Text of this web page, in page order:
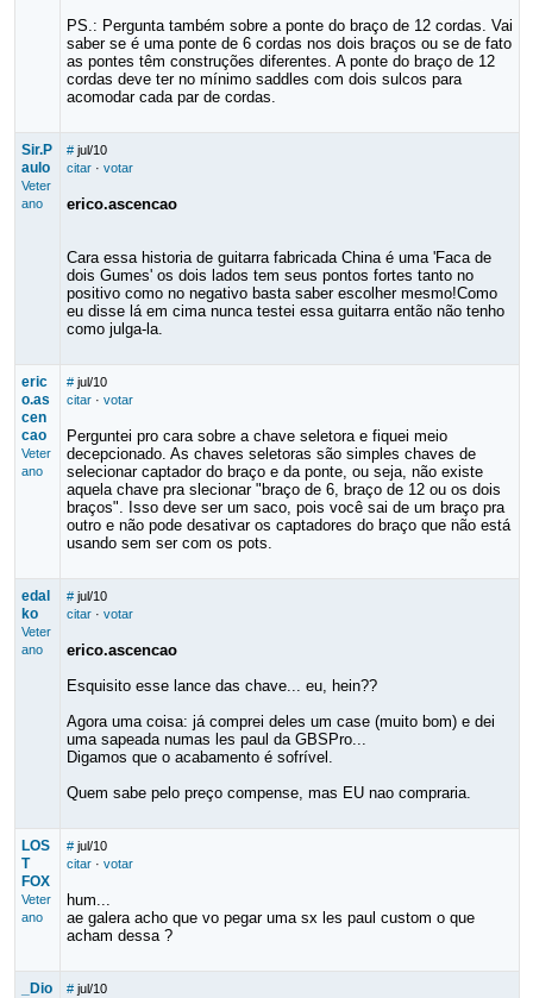
PS.: Pergunta também sobre a ponte do braço de 12 cordas. Vai
saber se é uma ponte de 6 cordas nos dois braços ou se de fato
as pontes têm construções diferentes. A ponte do braço de 12
cordas deve ter no mínimo saddles com dois sulcos para
acomodar cada par de cordas.
Sir.P
aulo
Veter
ano
# jul/10
citar· votar
erico.ascencao
Cara essa historia de guitarra fabricada China é uma 'Faca de
dois Gumes' os dois lados tem seus pontos fortes tanto no
positivo como no negativo basta saber escolher mesmo!Como
eu disse lá em cima nunca testei essa guitarra então não tenho
como julga-la.
eric
o.as
cen
cao
Veter
ano
# jul/10
citar· votar
Perguntei pro cara sobre a chave seletora e fiquei meio
decepcionado. As chaves seletoras são simples chaves de
selecionar captador do braço e da ponte, ou seja, não existe
aquela chave pra slecionar "braço de 6, braço de 12 ou os dois
braços". Isso deve ser um saco, pois você sai de um braço pra
outro e não pode desativar os captadores do braço que não está
usando sem ser com os pots.
edal
ko
Veter
ano
# jul/10
citar· votar
erico.ascencao
Esquisito esse lance das chave... eu, hein??
Agora uma coisa: já comprei deles um case (muito bom) e dei
uma sapeada numas les paul da GBSPro...
Digamos que o acabamento é sofrível.
Quem sabe pelo preço compense, mas EU nao compraria.
LOS
T
FOX
Veter
ano
# jul/10
citar· votar
hum...
ae galera acho que vo pegar uma sx les paul custom o que
acham dessa ?
_Dio # jul/10